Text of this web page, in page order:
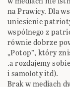
na Prawicy. Dla
uniesienie
wspólnego z
równie dobrze
„Potop”, który
.a rozdajemy
i samoloty itd).
Brak w mediach